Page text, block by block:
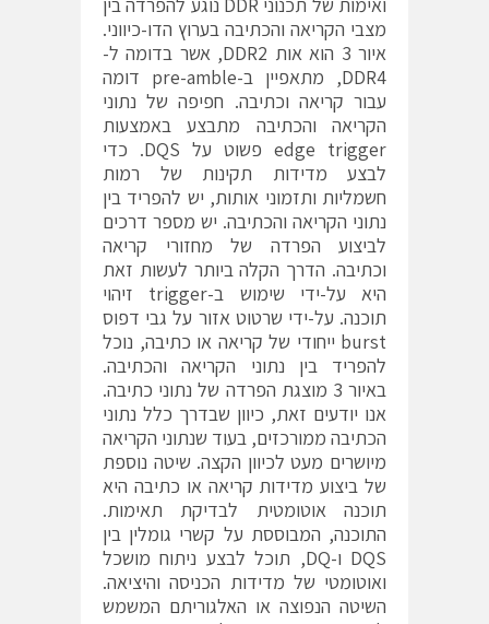
מצבי הקריאה והכתיבה בערוץ הדו-כיווני.
איור 3 הוא אות DDR2, אשר בדומה ל-
DDR4, מתאפיין ב-pre-amble דומה
עבור קריאה וכתיבה. חפיפה של נתוני
הקריאה והכתיבה מתבצע באמצעות
edge trigger פשוט על DQS. כדי
לבצע מדידות תקינות של רמות
חשמליות ותזמוני אותות, יש להפריד בין
נתוני הקריאה והכתיבה. יש מספר דרכים
לביצוע הפרדה של מחזורי קריאה
וכתיבה. הדרך הקלה ביותר לעשות זאת
היא על-ידי שימוש ב-trigger זיהוי
תוכנה. על-ידי שרטוט אזור על גבי דפוס
burst ייחודי של קריאה או כתיבה, נוכל
להפריד בין נתוני הקריאה והכתיבה.
באיור 3 מוצגת הפרדה של נתוני כתיבה.
אנו יודעים זאת, כיוון שבדרך כלל נתוני
הכתיבה ממורכזים, בעוד שנתוני הקריאה
מיושרים מעט לכיוון הקצה. שיטה נוספת
של ביצוע מדידות קריאה או כתיבה היא
תוכנה אוטומטית לבדיקת תאימות.
התוכנה, המבוססת על קשרי גומלין בין
DQS ו-DQ, תוכל לבצע ניתוח מושכל
ואוטומטי של מדידות הכניסה והיציאה.
השיטה הנפוצה או האלגוריתם המשמש